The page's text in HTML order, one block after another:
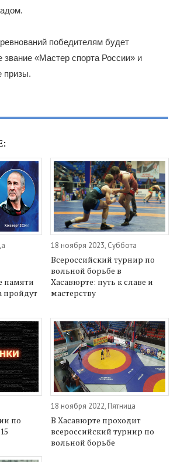
победителям будет
звание «Мастер спорта России» и
призы.
памяти
пройдут
18 ноября 2023, Суббота
Всероссийский турнир по
вольной борьбе в
Хасавюрте: путь к славе и
мастерству
по
18 ноября 2022, Пятница
В Хасавюрте проходит
всероссийский турнир по
вольной борьбе